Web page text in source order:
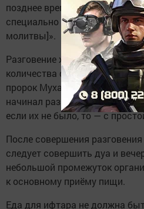
позднее время и совершать
специально вставая до
молитвы]».
Разговение желательно
количества фиников.
пророк Мухаммад до
начинал разговение со
если их не было, то — с
После совершения
следует совершить дуа и
небольшой промежуток
к основному приёму пищи.
Еда для ифтара не должна